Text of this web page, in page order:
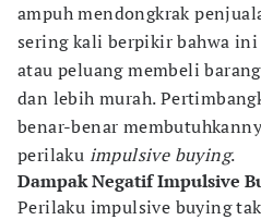
ampuh mendongkrak
sering kali berpikir bahwa
atau peluang membeli
dan lebih murah.
benar-benar
perilaku impulsive buying.
Dampak Negatif Impulsive
Perilaku impulsive buying